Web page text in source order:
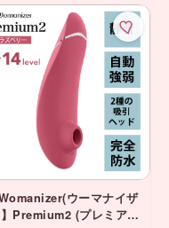
Womanizer(ウーマナイザ
Premium2 (プレミアム